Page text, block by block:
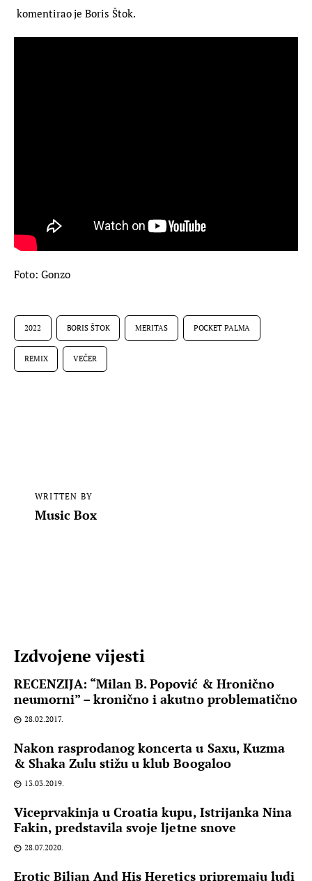
komentirao je Boris Štok.
Foto: Gonzo
2022 BORIS ŠTOK MERITAS POCKET PALMA
REMIX VEČER
WRITTEN BY
Music Box
Izdvojene vijesti
RECENZIJA: “Milan B. Popović & Hronično
neumorni” – kronično i akutno problematično
28.02.2017.
Nakon rasprodanog koncerta u Saxu, Kuzma
& Shaka Zulu stižu u klub Boogaloo
13.03.2019.
Viceprvakinja u Croatia kupu, Istrijanka Nina
Fakin, predstavila svoje ljetne snove
28.07.2020.
Erotic Biljan And His Heretics pripremaju ludi